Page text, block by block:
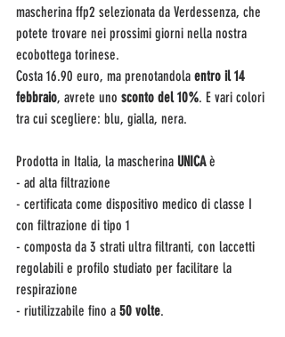
mascherina ffp2 selezionata da Verdessenza, che
potete trovare nei prossimi giorni nella nostra
ecobottega torinese.
Costa 16.90 euro, ma prenotandola entro il 14
febbraio, avrete uno sconto del 10%. E vari colori
tra cui scegliere: blu, gialla, nera.
Prodotta in Italia, la mascherina UNICA è
- ad alta filtrazione
- certificata come dispositivo medico di classe I
con filtrazione di tipo 1
- composta da 3 strati ultra filtranti, con laccetti
regolabili e profilo studiato per facilitare la
respirazione
- riutilizzabile fino a 50 volte.